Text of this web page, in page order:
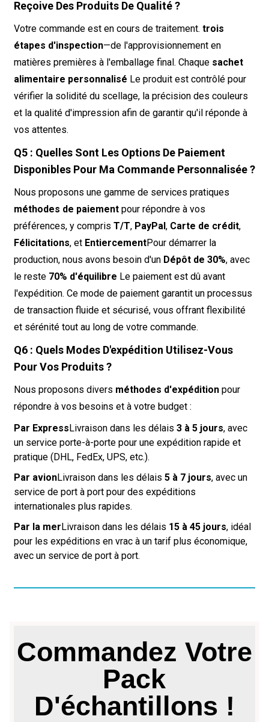
Reçoive Des Produits De Qualité ?
Votre commande est en cours de traitement. trois
étapes d'inspection—de l'approvisionnement en
matières premières à l'emballage final. Chaque sachet
alimentaire personnalisé Le produit est contrôlé pour
vérifier la solidité du scellage, la précision des couleurs
et la qualité d'impression afin de garantir qu'il réponde à
vos attentes.
Q5 : Quelles Sont Les Options De Paiement
Disponibles Pour Ma Commande Personnalisée ?
Nous proposons une gamme de services pratiques
méthodes de paiementpour répondre à vos
préférences, y compris T/T, PayPal, Carte de crédit,
Félicitations, et EntiercementPour démarrer la
production, nous avons besoin d'un Dépôt de 30%, avec
le reste 70% d'équilibre Le paiement est dû avant
l'expédition. Ce mode de paiement garantit un processus
de transaction fluide et sécurisé, vous offrant flexibilité
et sérénité tout au long de votre commande.
Q6 : Quels Modes D'expédition Utilisez-Vous
Pour Vos Produits ?
Nous proposons divers méthodes d'expéditionpour
répondre à vos besoins et à votre budget :
Par ExpressLivraison dans les délais 3 à 5 jours, avec
un service porte-à-porte pour une expédition rapide et
pratique (DHL, FedEx, UPS, etc.).
Par avionLivraison dans les délais 5 à 7 jours, avec un
service de port à port pour des expéditions
internationales plus rapides.
Par la merLivraison dans les délais 15 à 45 jours, idéal
pour les expéditions en vrac à un tarif plus économique,
avec un service de port à port.
Commandez Votre
Pack
D'échantillons !